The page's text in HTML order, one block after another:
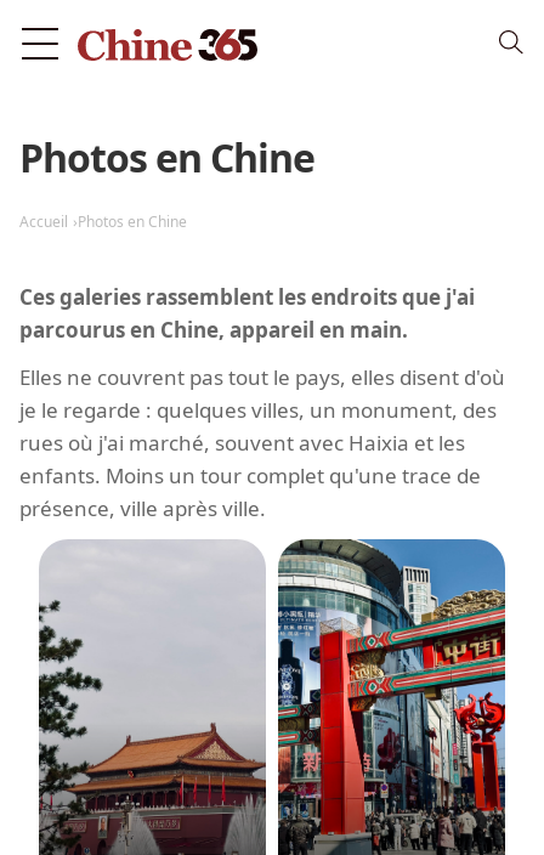
Photos en Chine
Accueil Photos en Chine
Ces galeries rassemblent les endroits que j'ai
parcourus en Chine, appareil en main.
Elles ne couvrent pas tout le pays, elles disent d'où
je le regarde : quelques villes, un monument, des
rues où j'ai marché, souvent avec Haixia et les
enfants. Moins un tour complet qu'une trace de
présence, ville après ville.